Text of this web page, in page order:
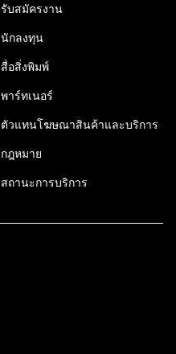
รับสมัครงาน
นักลงทุน
สื่อสิ่งพิมพ์
พาร์ทเนอร์
ตัวแทนโฆษณาสินค้าและบริการ
กฎหมาย
สถานะการบริการ